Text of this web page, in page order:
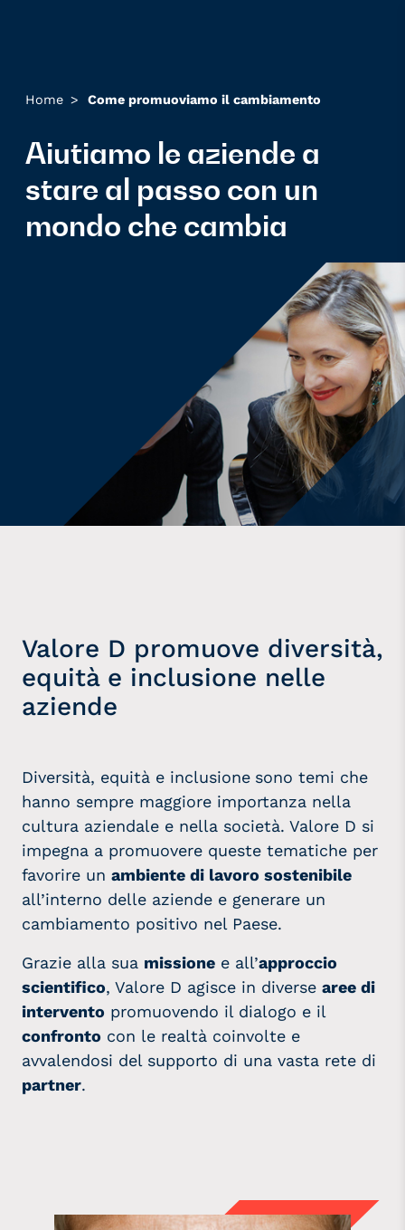
Home > Come promuoviamo il cambiamento
Aiutiamo le aziende a
stare al passo con un
mondo che cambia
Valore D promuove diversità,
equità e inclusione nelle
aziende
Diversità, equità e inclusione sono temi che
hanno sempre maggiore importanza nella
cultura aziendale e nella società. Valore D si
impegna a promuovere queste tematiche per
favorire un ambiente di lavoro sostenibile
all’interno delle aziende e generare un
cambiamento positivo nel Paese.
Grazie alla sua missione e all’approccio
scientifico, Valore D agisce in diverse aree di
intervento promuovendo il dialogo e il
confronto con le realtà coinvolte e
avvalendosi del supporto di una vasta rete di
partner.